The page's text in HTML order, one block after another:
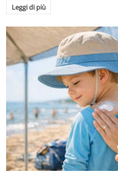
Leggi di più